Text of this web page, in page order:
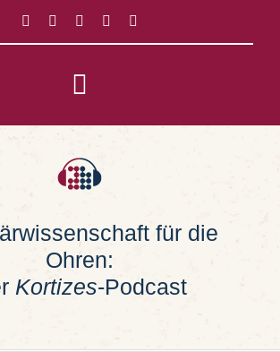
Toggle
Navigation
Impressum
für die
Ohren:
Kortizes-Podcast